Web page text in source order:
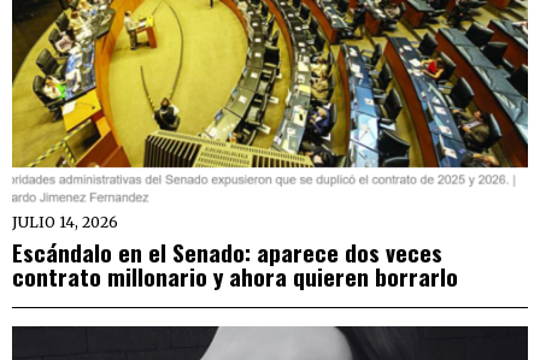
JULIO 14, 2026
Escándalo en el Senado: aparece dos veces
contrato millonario y ahora quieren borrarlo